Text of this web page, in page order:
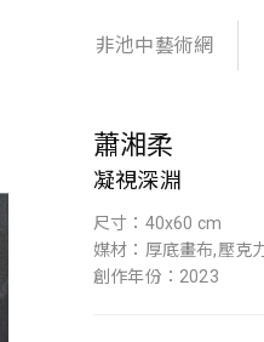
非池中藝術網
蕭湘柔
凝視深淵
尺寸：40x60 cm
媒材：厚底畫布,壓克
創作年份：2023